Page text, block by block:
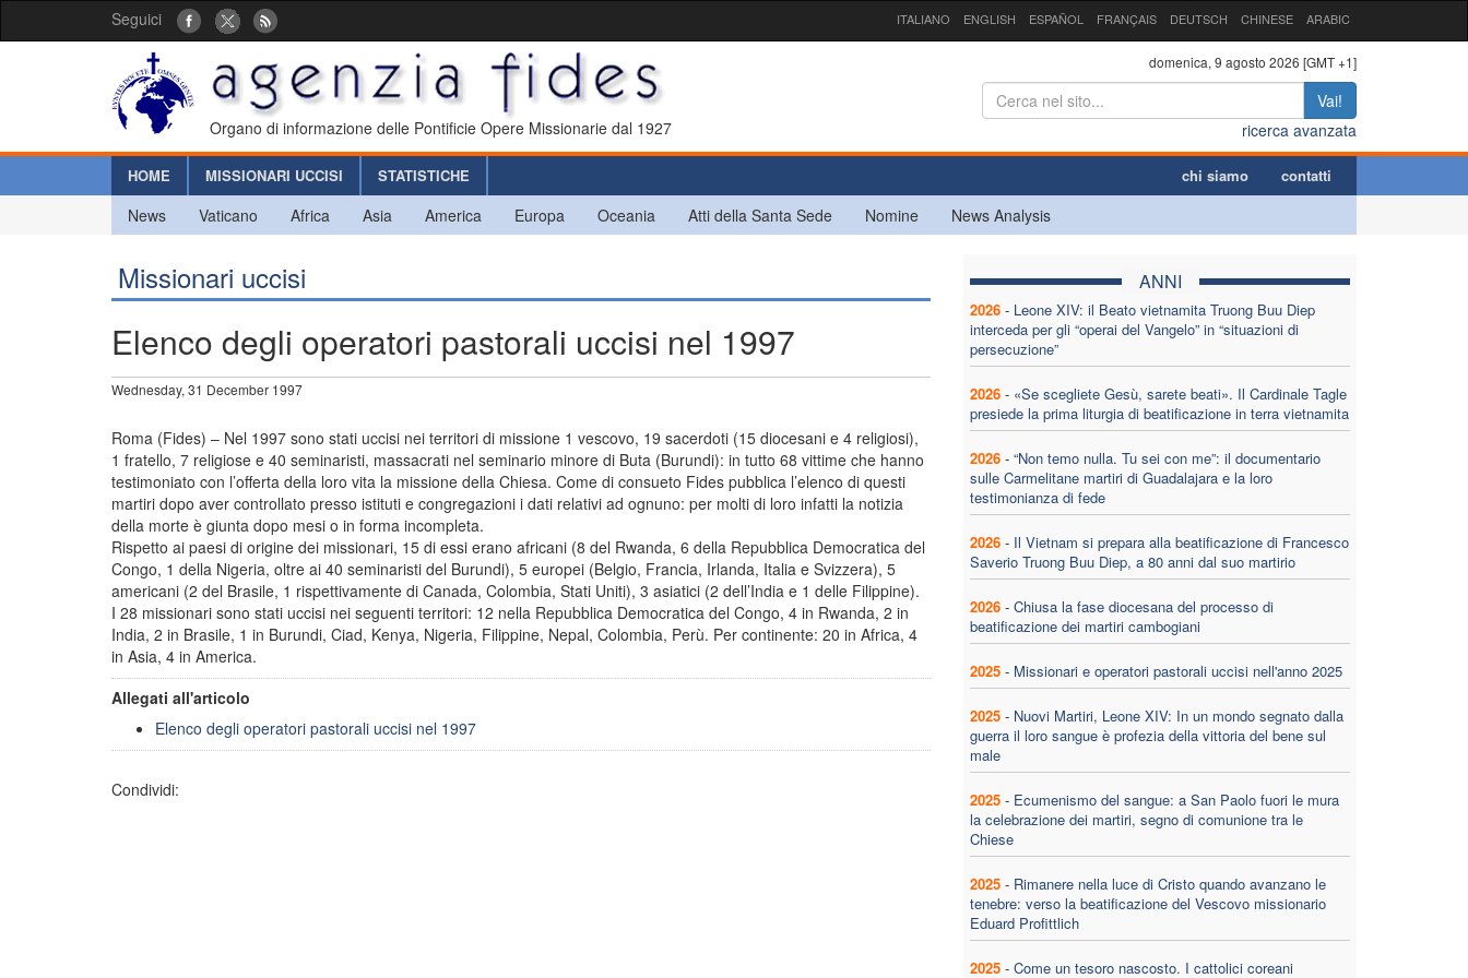
Seguici ITALIANO ENGLISH ESPAÑOL FRANÇAIS DEUTSCH CHINESE ARABIC
Organo di informazione delle Pontificie Opere Missionarie dal 1927
domenica, 9 agosto 2026 [GMT +1]
Vai!
ricerca avanzata
HOME MISSIONARI UCCISI STATISTICHE chi siamo contatti
News Vaticano Africa Asia America Europa Oceania Atti della Santa Sede Nomine News Analysis
Missionari uccisi
Elenco degli operatori pastorali uccisi nel 1997
Wednesday, 31 December 1997
Roma (Fides) – Nel 1997 sono stati uccisi nei territori di missione 1 vescovo, 19 sacerdoti (15 diocesani e 4 religiosi),
1 fratello, 7 religiose e 40 seminaristi, massacrati nel seminario minore di Buta (Burundi): in tutto 68 vittime che hanno
testimoniato con l’offerta della loro vita la missione della Chiesa. Come di consueto Fides pubblica l’elenco di questi
martiri dopo aver controllato presso istituti e congregazioni i dati relativi ad ognuno: per molti di loro infatti la notizia
della morte è giunta dopo mesi o in forma incompleta.
Rispetto ai paesi di origine dei missionari, 15 di essi erano africani (8 del Rwanda, 6 della Repubblica Democratica del
Congo, 1 della Nigeria, oltre ai 40 seminaristi del Burundi), 5 europei (Belgio, Francia, Irlanda, Italia e Svizzera), 5
americani (2 del Brasile, 1 rispettivamente di Canada, Colombia, Stati Uniti), 3 asiatici (2 dell’India e 1 delle Filippine).
I 28 missionari sono stati uccisi nei seguenti territori: 12 nella Repubblica Democratica del Congo, 4 in Rwanda, 2 in
India, 2 in Brasile, 1 in Burundi, Ciad, Kenya, Nigeria, Filippine, Nepal, Colombia, Perù. Per continente: 20 in Africa, 4
in Asia, 4 in America.
Allegati all'articolo
Elenco degli operatori pastorali uccisi nel 1997
Condividi:
ANNI
2026 - Leone XIV: il Beato vietnamita Truong Buu Diep
interceda per gli “operai del Vangelo” in “situazioni di
persecuzione”
2026 - «Se scegliete Gesù, sarete beati». Il Cardinale Tagle
presiede la prima liturgia di beatificazione in terra vietnamita
2026 - “Non temo nulla. Tu sei con me”: il documentario
sulle Carmelitane martiri di Guadalajara e la loro
testimonianza di fede
2026 - Il Vietnam si prepara alla beatificazione di Francesco
Saverio Truong Buu Diep, a 80 anni dal suo martirio
2026 - Chiusa la fase diocesana del processo di
beatificazione dei martiri cambogiani
2025 - Missionari e operatori pastorali uccisi nell'anno 2025
2025 - Nuovi Martiri, Leone XIV: In un mondo segnato dalla
guerra il loro sangue è profezia della vittoria del bene sul
male
2025 - Ecumenismo del sangue: a San Paolo fuori le mura
la celebrazione dei martiri, segno di comunione tra le
Chiese
2025 - Rimanere nella luce di Cristo quando avanzano le
tenebre: verso la beatificazione del Vescovo missionario
Eduard Profittlich
2025 - Come un tesoro nascosto. I cattolici coreani